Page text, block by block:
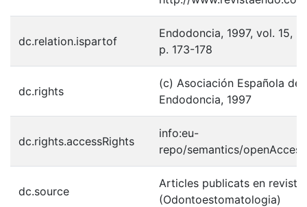
dc.relation.ispartof
Endodoncia, 1997, vol. 15,
p. 173-178
dc.rights
(c) Asociación Española de
Endodoncia, 1997
dc.rights.accessRights
info:eu-
repo/semantics/openAccess
dc.source
Articles publicats en
(Odontoestomatologia)